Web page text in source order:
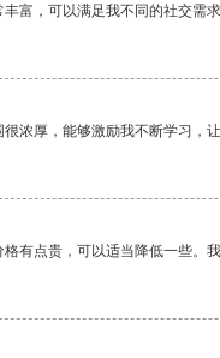
富，可以满足我不同的社交需求
浓厚，能够激励我不断学习，
有点贵，可以适当降低一些。